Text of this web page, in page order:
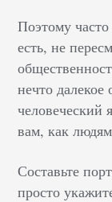
Поэтому
есть, не
нечто
человеческий
вам, как
Составьте
просто